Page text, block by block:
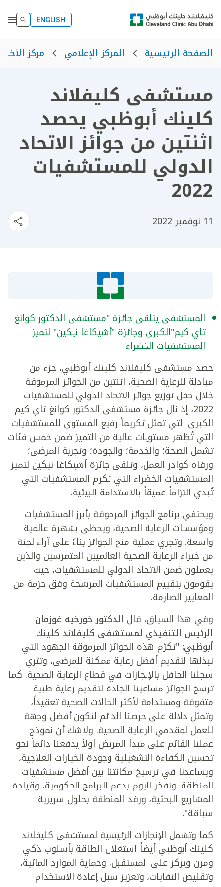
ENGLISH
الصفحة الرئيسية المركز الإعلامي مركز الأخبار
مستشفى كليفلاند
كلينك أبوظبي يحصد
اثنتين من جوائز الاتحاد
الدولي للمستشفيات
2022
11 نوفمبر 2022
المستشفى يتلقى جائزة "مستشفى الدكتور كوانغ
تاي كيم"الكبرى وجائزة "أشيكاغا نيكين" لتميز
المستشفيات الخضراء
حصد مستشفى كليفلاند كلينك أبوظبي، جزء من
مبادلة للرعاية الصحية، اثنتين من الجوائز المرموقة
خلال حفل توزيع جوائز الاتحاد الدولي للمستشفيات
2022، إذ نال جائزة مستشفى الدكتور كوانغ تاي كيم
الكبرى التي تمثل تكريماً رفيع المستوى للمستشفيات
التي تُظهر مستويات عالية من التميز ضمن خمس فئات
تشمل الصحة؛ والخدمة؛ والجودة؛ وتجربة المرضى؛
ورفاه كوادر العمل، وتلقى جائزة أشيكاغا نيكين لتميز
المستشفيات الخضراء التي تكرم المستشفيات التي
تُبدي التزاماً عميقاً بالاستدامة البيئية.
ويحتفي برنامج الجوائز المرموقة بأبرز المستشفيات
ومؤسسات الرعاية الصحية، ويحظى بشهرة عالمية
واسعة. وتجري عملية منح الجوائز بناءً على آراء لجنة
من خبراء الرعاية الصحية العالميين المتمرسين والذين
يعملون ضمن الاتحاد الدولي للمستشفيات، حيث
يقومون بتقييم المستشفيات المرشحة وفق حزمة من
المعايير الصارمة.
وفي هذا السياق، قال الدكتور خورخيه غوزمان
الرئيس التنفيذي لمستشفى كليفلاند كلينك
أبوظبي: "تكرّم هذه الجوائز المرموقة الجهود التي
نبذلها لتقديم أفضل رعاية ممكنة للمرضى، وتثري
سجلنا الحافل بالإنجازات في قطاع الرعاية الصحية. كما
ترسخ الجوائز مساعينا الجادة لتقديم رعاية طبية
متفوقة ومستدامة لأكثر الحالات الصحية تعقيداً،
وتمثل دلالة على حرصنا الدائم لنكون أفضل وجهة
للعمل لمقدمي الرعاية الصحية. ولاشك أن نموذج
عملنا القائم على مبدأ المريض أولاً يدفعنا دائماً نحو
تحسين الكفاءة التشغيلية وجودة الخيارات العلاجية،
ويساعدنا في ترسيخ مكانتنا بين أفضل مستشفيات
المنطقة. ونفخر اليوم بدعم البرامج الحكومية، وقيادة
المشاريع البحثية، ورفد المنطقة بحلول سريرية
سباقة".
كما وتشمل الإنجازات الرئيسية لمستشفى كليفلاند
كلينك أبوظبي أيضاً استغلال الطاقة بأسلوب ذكي
ومرن ويركز على المستقبل، وحماية الموارد المائية،
وتقليص النفايات، وتعزيز سبل إعادة الاستخدام